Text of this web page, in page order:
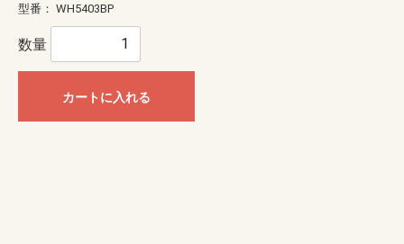
型番： WH5403BP
数量
カートに入れる